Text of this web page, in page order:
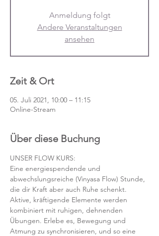
Anmeldung folgt
Andere Veranstaltungen
ansehen
Zeit & Ort
05. Juli 2021, 10:00 – 11:15
Online-Stream
Über diese Buchung
UNSER FLOW KURS:
Eine energiespendende und
abwechslungsreiche (Vinyasa Flow) Stunde,
die dir Kraft aber auch Ruhe schenkt.
Aktive, kräftigende Elemente werden
kombiniert mit ruhigen, dehnenden
Übungen. Erlebe es, Bewegung und
Atmung zu synchronisieren, und so eine